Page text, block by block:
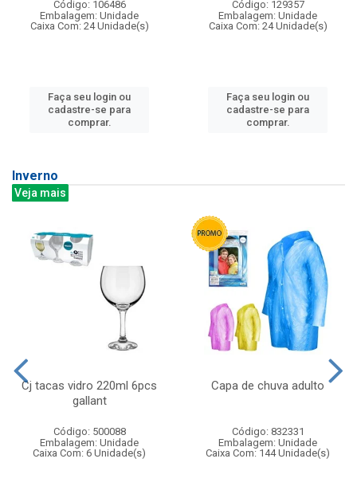
Código: 106486
Embalagem: Unidade
Caixa Com: 24 Unidade(s)
Faça seu login ou
cadastre-se para
comprar.
Código: 129357
Embalagem: Unidade
Caixa Com: 24 Unidade(s)
Faça seu login ou
cadastre-se para
comprar.
Inverno
Veja mais
Cj tacas vidro 220ml 6pcs
gallant
Código: 500088
Embalagem: Unidade
Caixa Com: 6 Unidade(s)
Capa de chuva adulto
Código: 832331
Embalagem: Unidade
Caixa Com: 144 Unidade(s)